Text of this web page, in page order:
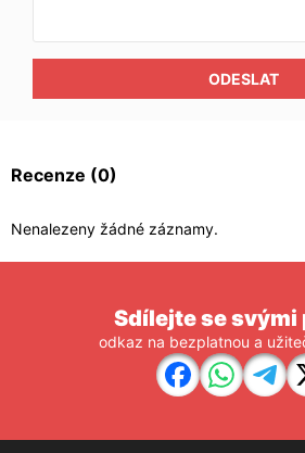
ODESLAT
Recenze (0)
Nenalezeny žádné záznamy.
Sdílejte se svými
odkaz na bezplatnou a